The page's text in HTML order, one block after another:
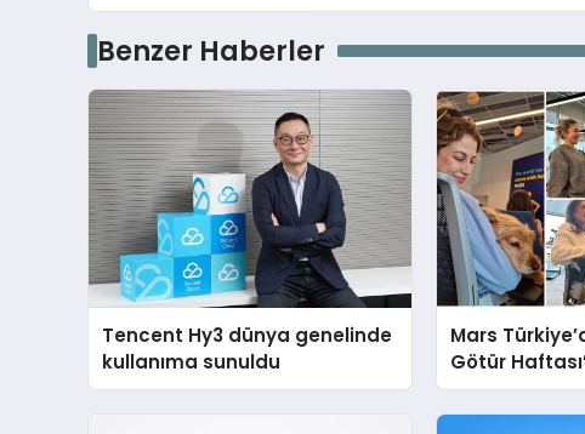
Benzer Haberler
Tencent Hy3 dünya genelinde
kullanıma sunuldu
Mars
Götür